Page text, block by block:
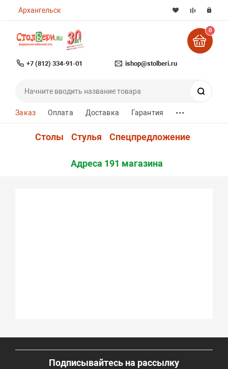
Архангельск
+7 (812) 334-91-01 ishop@stolberi.ru
0
Заказ Оплата Доставка Гарантия ...
Столы Стулья Спецпредложение
Адреса 191 магазина
Подписывайтесь на рассылку